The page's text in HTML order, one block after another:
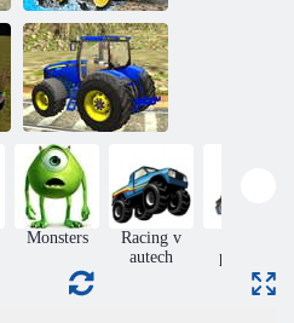
Hra simulátor
nákladního
traktoru
Tažení vlaku
traktoru 3D
Monsters
Racing v
autech
položek